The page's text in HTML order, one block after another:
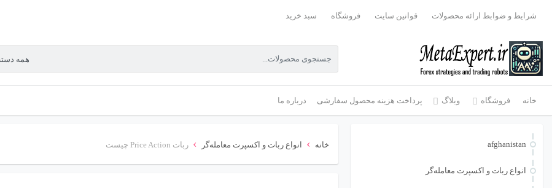
شرایط و ضوابط ارائه محصولات قوانین سایت فروشگاه سبد خرید
خانه فروشگاه وبلاگ پرداخت هزینه محصول سفارشی درباره ما
afghanistan
انواع ربات و اکسپرت معامله‌گر
خانه › انواع ربات و اکسپرت معامله‌گر › ربات Price Action چیست